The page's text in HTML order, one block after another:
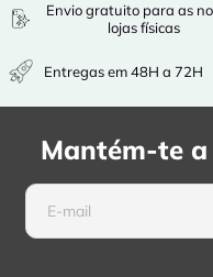
Envio gratuito para as
lojas físicas
Entregas em 48H a 72H
Mantém-te